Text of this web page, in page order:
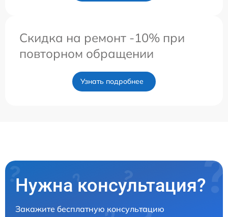
Скидка на ремонт -10% при
повторном обращении
Узнать подробнее
Нужна консультация?
Закажите бесплатную консультацию